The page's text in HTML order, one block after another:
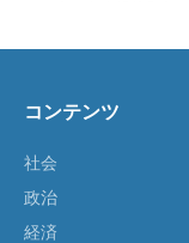
コンテンツ
社会
政治
経済